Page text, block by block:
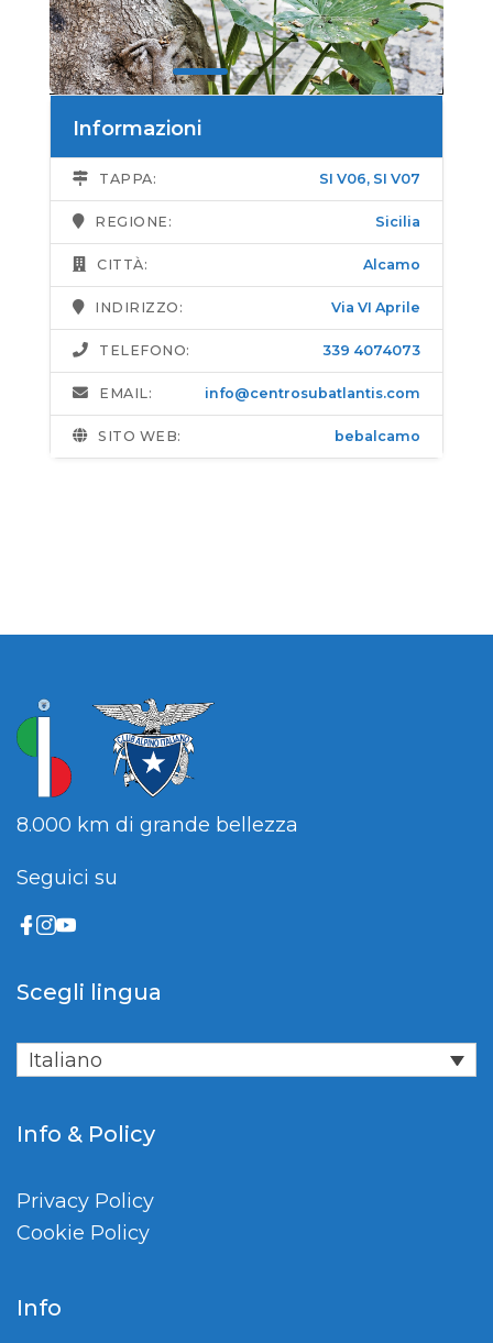
Informazioni
TAPPA: SI V06, SI V07
REGIONE: Sicilia
CITTÀ: Alcamo
INDIRIZZO: Via VI Aprile
TELEFONO: 339 4074073
EMAIL: info@centrosubatlantis.com
SITO WEB: bebalcamo
8.000 km di grande bellezza
Seguici su
Scegli lingua
Italiano
Info & Policy
Privacy Policy
Cookie Policy
Info